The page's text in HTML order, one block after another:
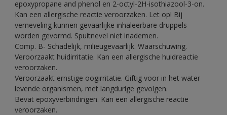
epoxypropane and phenol en 2-octyl-2H-isothiazool-3-on.
Kan een allergische reactie veroorzaken. Let op! Bij
verneveling kunnen gevaarlijke inhaleerbare druppels
worden gevormd. Spuitnevel niet inademen.
Comp. B- Schadelijk, milieugevaarlijk. Waarschuwing.
Veroorzaakt huidirritatie. Kan een allergische huidreactie
veroorzaken.
Veroorzaakt ernstige oogirritatie. Giftig voor in het water
levende organismen, met langdurige gevolgen.
Bevat epoxyverbindingen. Kan een allergische reactie
veroorzaken.